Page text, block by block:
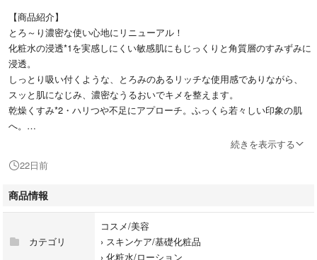
【商品紹介】
とろ～り濃密な使い心地にリニューアル！
化粧水の浸透*1を実感しにくい敏感肌にもじっくりと角質層のすみずみに
浸透。
しっとり吸い付くような、とろみのあるリッチな使用感でありながら、
スッと肌になじみ、濃密なうるおいでキメを整えます。
乾燥くすみ*2・ハリつや不足にアプローチ。ふっくら若々しい印象の肌
へ。
乾燥による小ジワを目立たなくします（効能評価試験済み）
*2角質層がごわついた状態
エイジングケア：年齢に応じたお手入れ
洗顔後、清潔な手のひらに適量(3～5プッシュ)を取り、顔全体にやさしく
なじませます。
続きを表示する
22日前
商品情報
カテゴリ
コスメ/美容
› スキンケア/基礎化粧品
› 化粧水/ローション